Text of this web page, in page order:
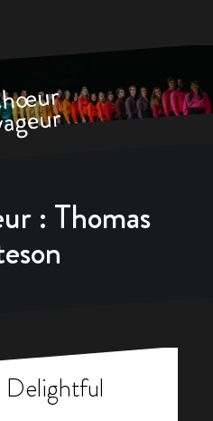
: Thomas
Delightful